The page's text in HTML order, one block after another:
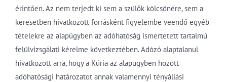
érintően. Az nem terjedt ki sem a szülők kölcsönére, sem a
keresetben hivatkozott forrásként figyelembe veendő egyéb
tételekre az alapügyben az adóhatóság ismertetett tartalmú
felülvizsgálati kérelme következtében. Adózó alaptalanul
hivatkozott arra, hogy a Kúria az alapügyben hozott
adóhatósági határozatot annak valamennyi tényállási